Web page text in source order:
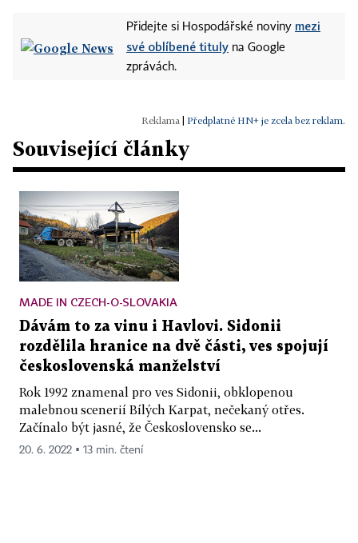
Přidejte si Hospodářské noviny mezi
své oblíbené tituly na Google
zprávách.
Předplatné HN+ je zcela bez reklam.
Související články
MADE IN CZECH-O-SLOVAKIA
Dávám to za vinu i Havlovi. Sidonii
rozdělila hranice na dvě části, ves spojují
československá manželství
Rok 1992 znamenal pro ves Sidonii, obklopenou
malebnou scenerií Bílých Karpat, nečekaný otřes.
Začínalo být jasné, že Československo se...
20. 6. 2022 ▪ 13 min. čtení